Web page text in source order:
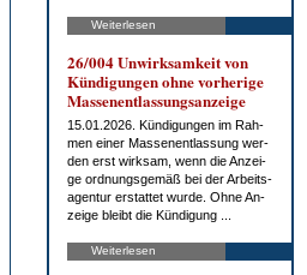
Weiterlesen
26/004 Un­wirk­sam­keit von
Kün­di­gun­gen oh­ne vor­he­ri­ge
Mas­sen­ent­las­sungs­an­zei­ge
15.01.2026. Kün­di­gun­gen im Rah­
men ei­ner Mas­sen­ent­las­sung wer­
den erst wirk­sam, wenn die An­zei­
ge ord­nungs­ge­mäß bei der Ar­beits­
agen­tur er­stat­tet wur­de. Oh­ne An­
zei­ge bleibt die Kün­di­gung ...
Weiterlesen